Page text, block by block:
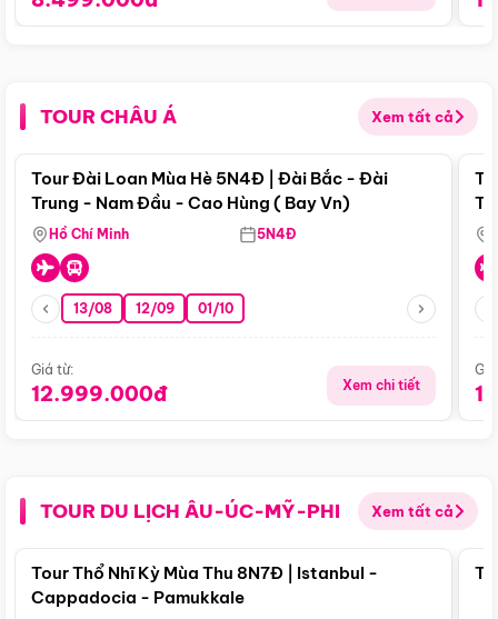
TOUR CHÂU Á Xem tất cả
Điểm nổi bật
Tour Đài Loan Mùa Hè 5N4Đ | Đài Bắc - Đài
Trung - Nam Đầu - Cao Hùng ( Bay Vn)
Hồ Chí Minh 5N4Đ
13/08 12/09 01/10
Giá từ:
12.999.000đ Xem chi tiết
TOUR DU LỊCH ÂU-ÚC-MỸ-PHI Xem tất cả
Điểm nổi bật
Tour Thổ Nhĩ Kỳ Mùa Thu 8N7Đ | Istanbul -
Cappadocia - Pamukkale